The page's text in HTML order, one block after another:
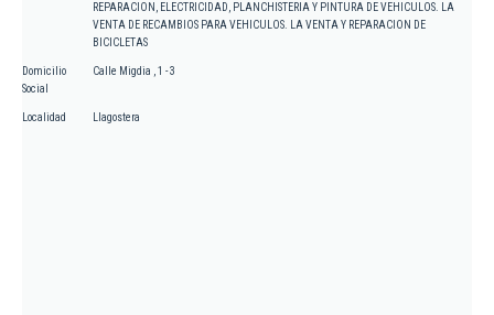
REPARACION, ELECTRICIDAD, PLANCHISTERIA Y PINTURA DE VEHICULOS. LA
VENTA DE RECAMBIOS PARA VEHICULOS. LA VENTA Y REPARACION DE
BICICLETAS
Domicilio
Social
Calle Migdia , 1 - 3
Localidad Llagostera